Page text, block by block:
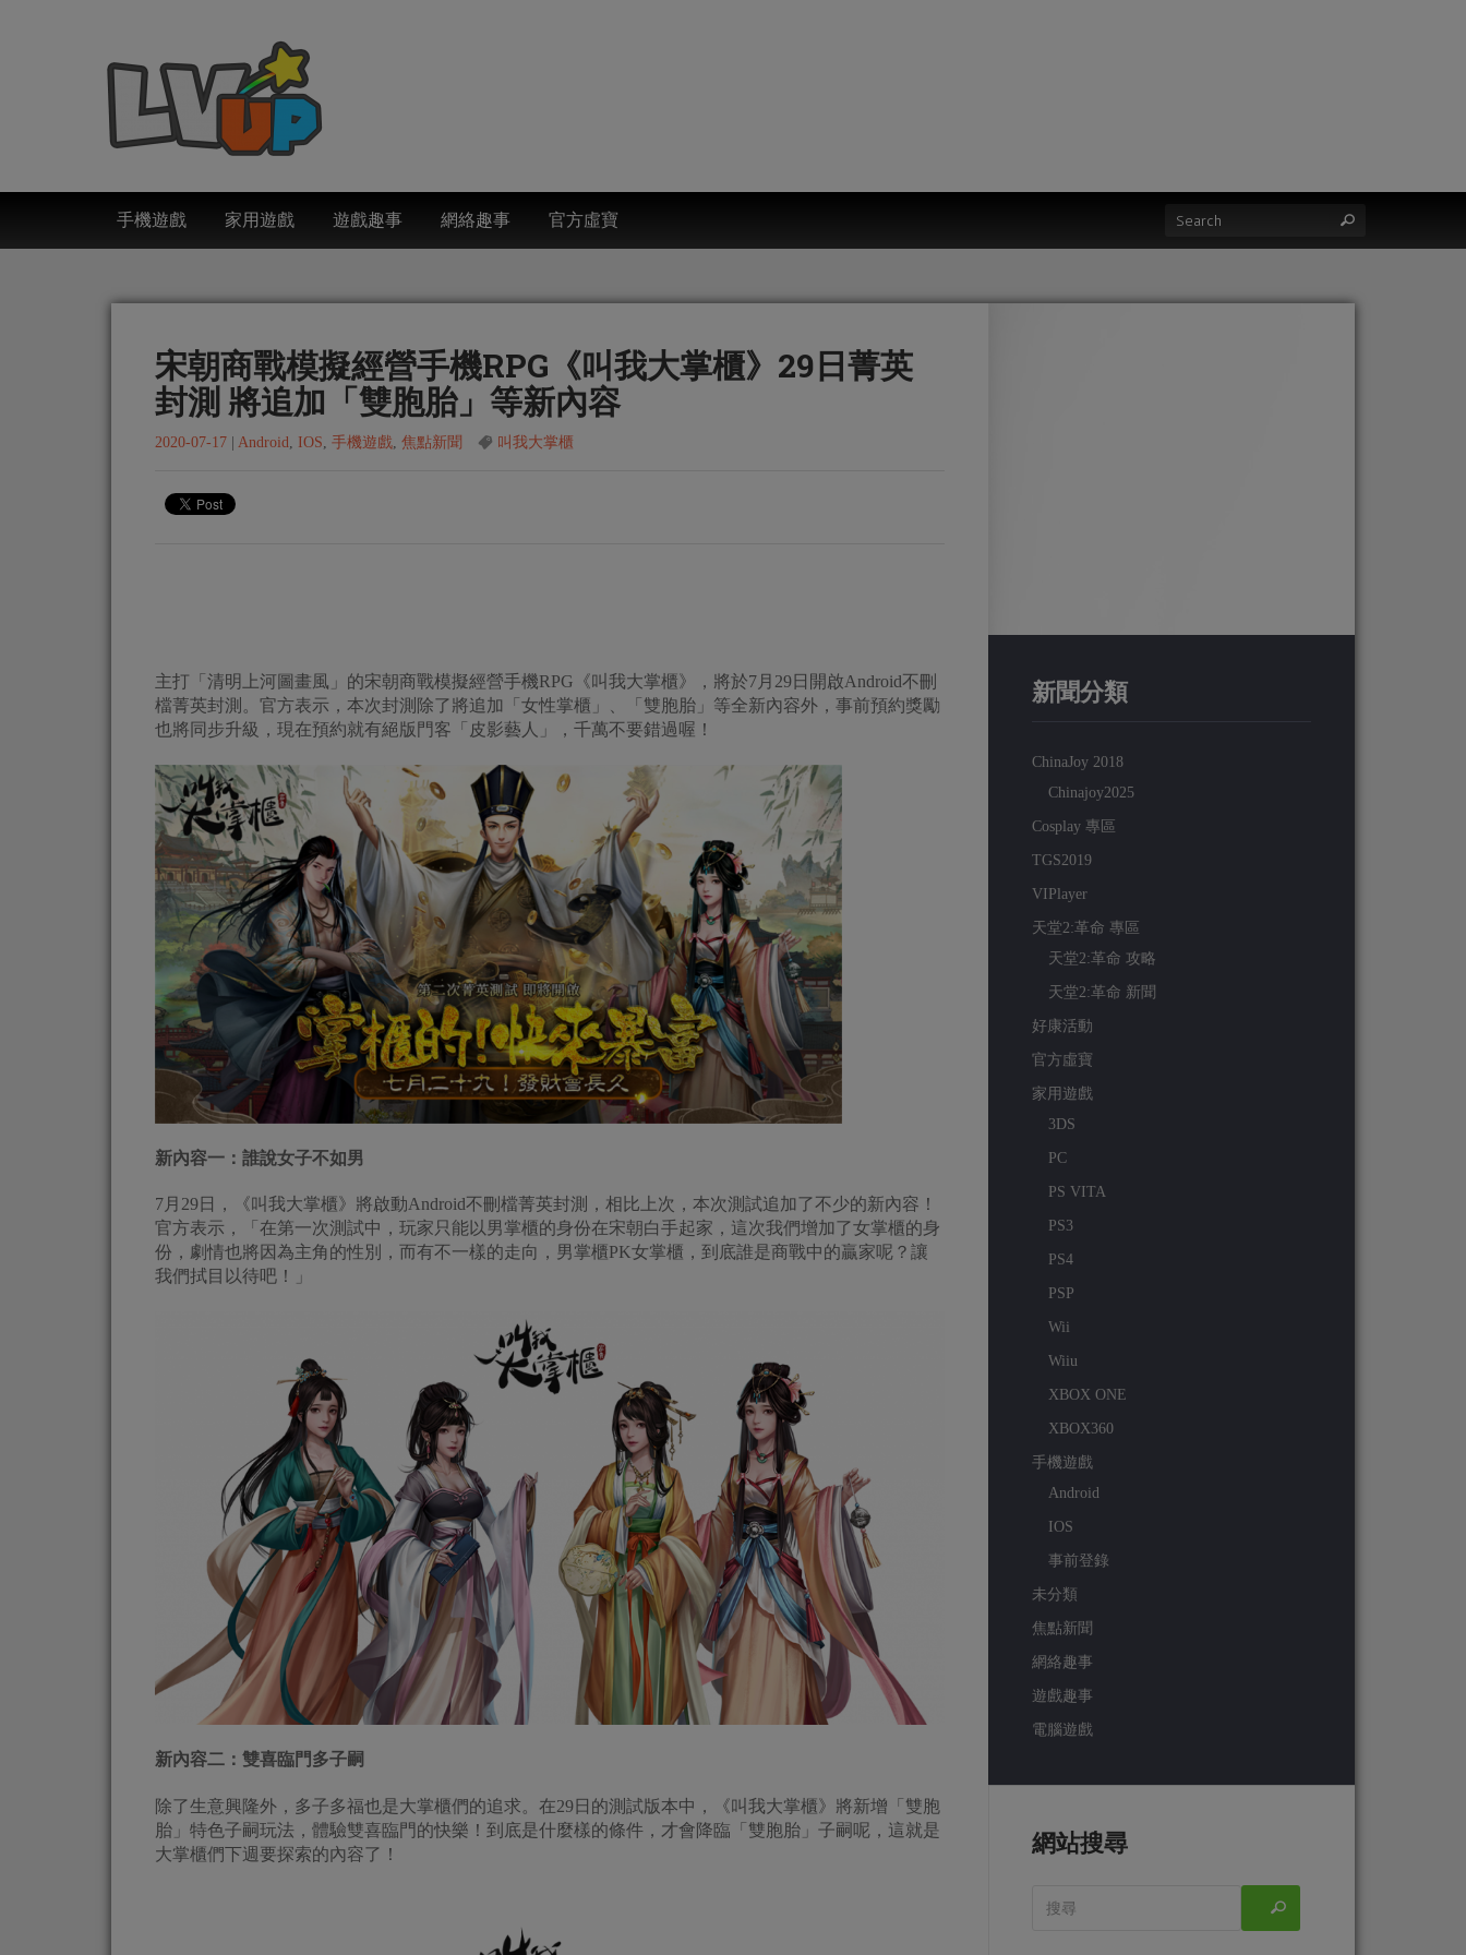
手機遊戲 家用遊戲 遊戲趣事 網絡趣事 官方虛寶
宋朝商戰模擬經營手機RPG《叫我大掌櫃》29日菁英
封測 將追加「雙胞胎」等新內容
2020-07-17 Android, IOS, 手機遊戲, 焦點新聞 叫我大掌櫃
主打「清明上河圖畫風」的宋朝商戰模擬經營手機RPG《叫我大掌櫃》，將於7月29日開啟Android不刪
檔菁英封測。官方表示，本次封測除了將追加「女性掌櫃」、「雙胞胎」等全新內容外，事前預約獎勵
也將同步升級，現在預約就有絕版門客「皮影藝人」，千萬不要錯過喔！
新內容一：誰說女子不如男
7月29日，《叫我大掌櫃》將啟動Android不刪檔菁英封測，相比上次，本次測試追加了不少的新內容！
官方表示，「在第一次測試中，玩家只能以男掌櫃的身份在宋朝白手起家，這次我們增加了女掌櫃的身
份，劇情也將因為主角的性別，而有不一樣的走向，男掌櫃PK女掌櫃，到底誰是商戰中的贏家呢？讓
我們拭目以待吧！」
新內容二：雙喜臨門多子嗣
除了生意興隆外，多子多福也是大掌櫃們的追求。在29日的測試版本中，《叫我大掌櫃》將新增「雙胞
胎」特色子嗣玩法，體驗雙喜臨門的快樂！到底是什麼樣的條件，才會降臨「雙胞胎」子嗣呢，這就是
大掌櫃們下週要探索的內容了！
新聞分類
ChinaJoy 2018
Chinajoy2025
Cosplay 專區
TGS2019
VIPlayer
天堂2:革命 專區
天堂2:革命 攻略
天堂2:革命 新聞
好康活動
官方虛寶
家用遊戲
3DS
PC
PS VITA
PS3
PS4
PSP
Wii
Wiiu
XBOX ONE
XBOX360
手機遊戲
Android
IOS
事前登錄
未分類
焦點新聞
網絡趣事
遊戲趣事
電腦遊戲
網站搜尋